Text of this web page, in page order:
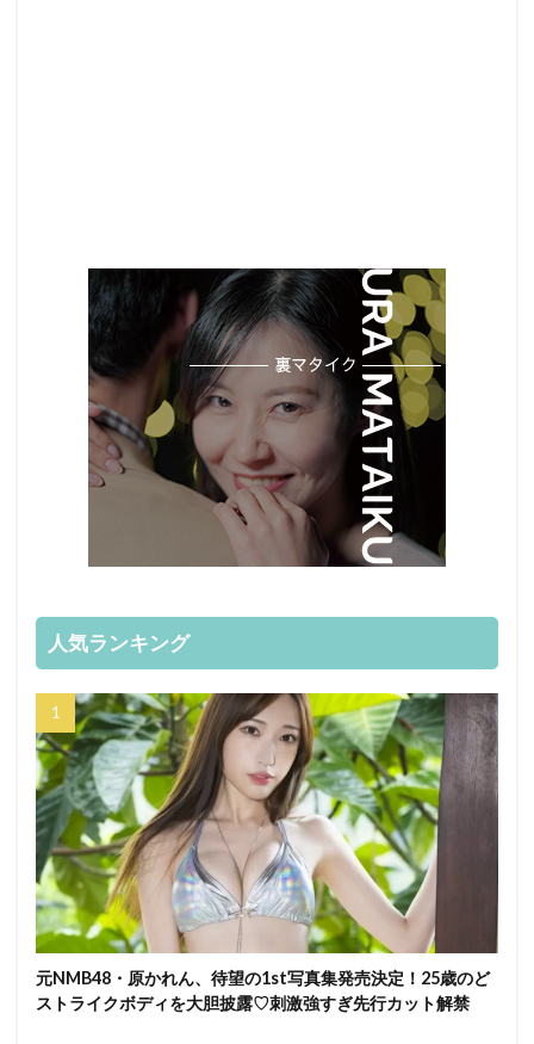
人気ランキング
元NMB48・原かれん、待望の1st写真集発売決定！25歳のど
ストライクボディを大胆披露♡刺激強すぎ先行カット解禁